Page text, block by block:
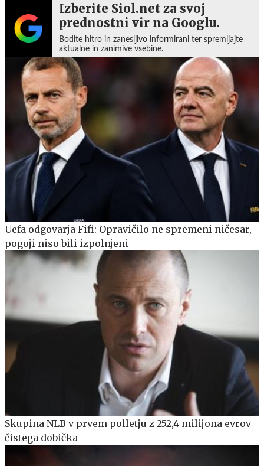
Izberite Siol.net za svoj
prednostni vir na Googlu.
Bodite hitro in zanesljivo informirani ter spremljajte
aktualne in zanimive vsebine.
Uefa odgovarja Fifi: Opravičilo ne spremeni ničesar,
pogoji niso bili izpolnjeni
Skupina NLB v prvem polletju z 252,4 milijona evrov
čistega dobička